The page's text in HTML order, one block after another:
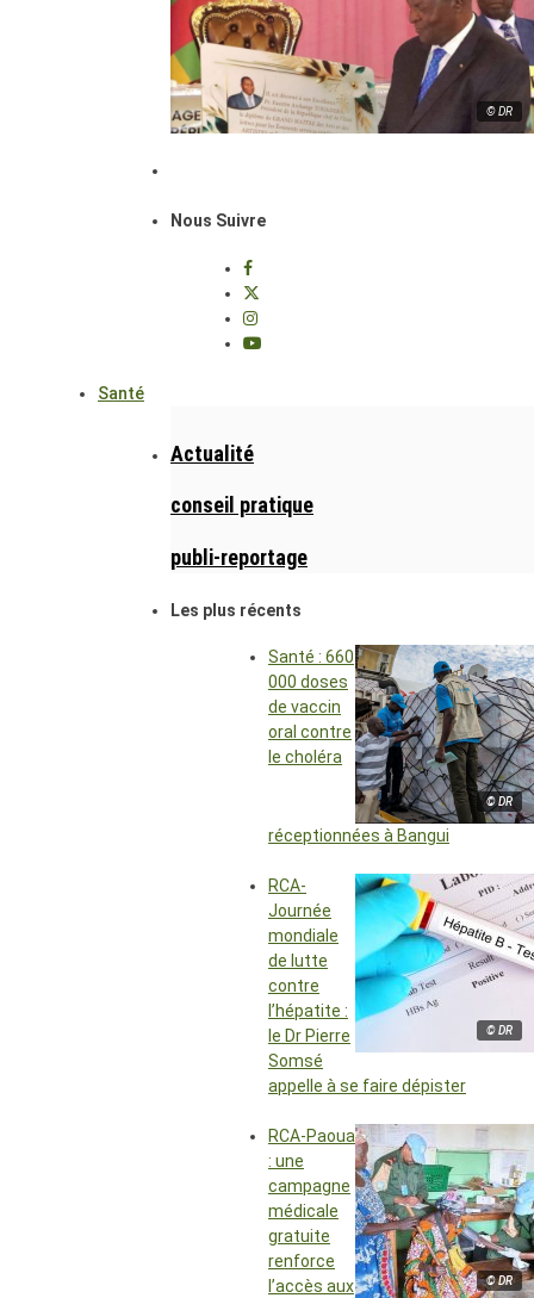
© DR
Nous Suivre
Santé
Actualité
conseil pratique
publi-reportage
Les plus récents
© DR
Santé : 660
000 doses
de vaccin
oral contre
le choléra
réceptionnées à Bangui
© DR
RCA-
Journée
mondiale
de lutte
contre
l’hépatite :
le Dr Pierre
Somsé
appelle à se faire dépister
© DR
RCA-Paoua
: une
campagne
médicale
gratuite
renforce
l’accès aux